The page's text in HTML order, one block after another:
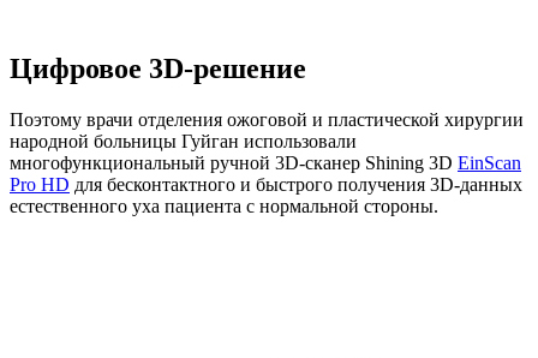
Цифровое 3D-решение
Поэтому врачи отделения ожоговой и пластической хирургии
народной больницы Гуйган использовали
многофункциональный ручной 3D-сканер Shining 3D EinScan
Pro HD для бесконтактного и быстрого получения 3D-данных
естественного уха пациента с нормальной стороны.